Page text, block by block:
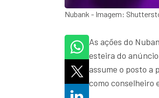
Nubank - Imagem:
As ações do
esteira do
assume o posto a
como conselheiro